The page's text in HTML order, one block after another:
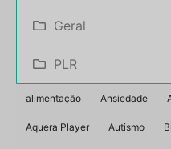
Geral
PLR
alimentação Ansiedade
Aquera Player Autismo